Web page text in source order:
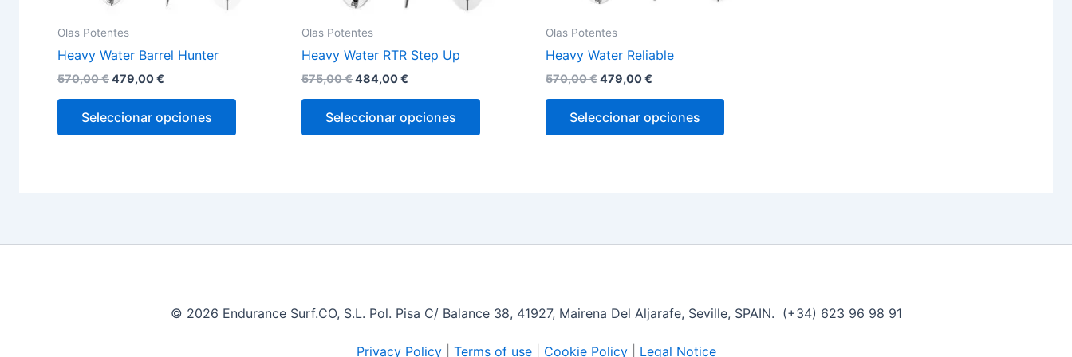
Olas Potentes
Heavy Water Barrel Hunter
570,00€479,00€
Seleccionar opciones
Olas Potentes
Heavy Water RTR Step Up
575,00€484,00€
Seleccionar opciones
Olas Potentes
Heavy Water Reliable
570,00€479,00€
Seleccionar opciones
© 2026 Endurance Surf.CO, S.L. Pol. Pisa C/ Balance 38, 41927, Mairena Del Aljarafe, Seville, SPAIN. (+34) 623 96 98 91
Privacy Policy| Terms of use| Cookie Policy| Legal Notice